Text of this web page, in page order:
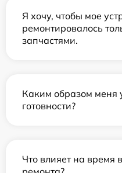
Я хочу, чтобы мое
ремонтировалось
запчастями.
Каким образом меня
готовности?
Что влияет на время